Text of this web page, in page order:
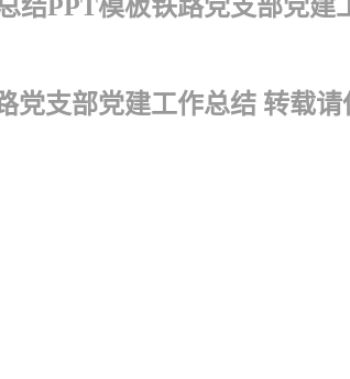
结PPT模板铁路党支部党建
党支部党建工作总结 转载请